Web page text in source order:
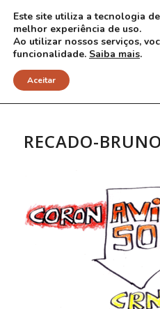
NOTÍCIAS
RECADO-BRUNO
Este site utiliza a tecnologia
melhor experiência de uso.
Ao utilizar nossos serviços,
funcionalidade. Saiba mais.
Aceitar